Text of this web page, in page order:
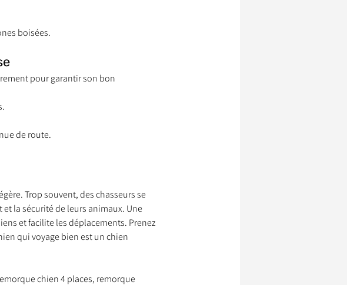
boisées.
pour garantir son bon
de route.
Trop souvent, des chasseurs se
la sécurité de leurs animaux. Une
et facilite les déplacements. Prenez
qui voyage bien est un chien
chien 4 places, remorque